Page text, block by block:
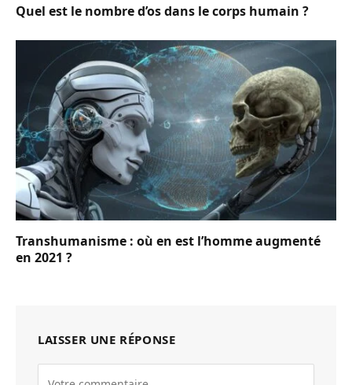
Quel est le nombre d’os dans le corps humain ?
Transhumanisme : où en est l’homme augmenté
en 2021 ?
LAISSER UNE RÉPONSE